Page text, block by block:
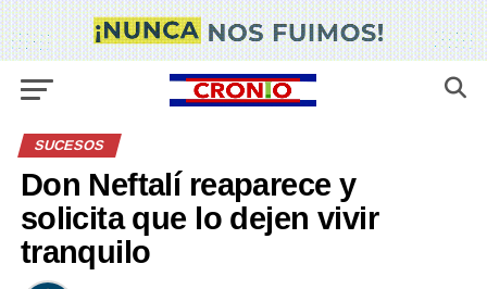
SUCESOS
Don Neftalí reaparece y
solicita que lo dejen vivir
tranquilo